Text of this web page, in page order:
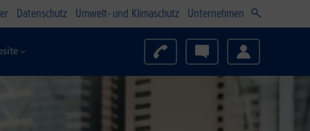
Datenschutz Umwelt- und Klimaschutz Unternehmen